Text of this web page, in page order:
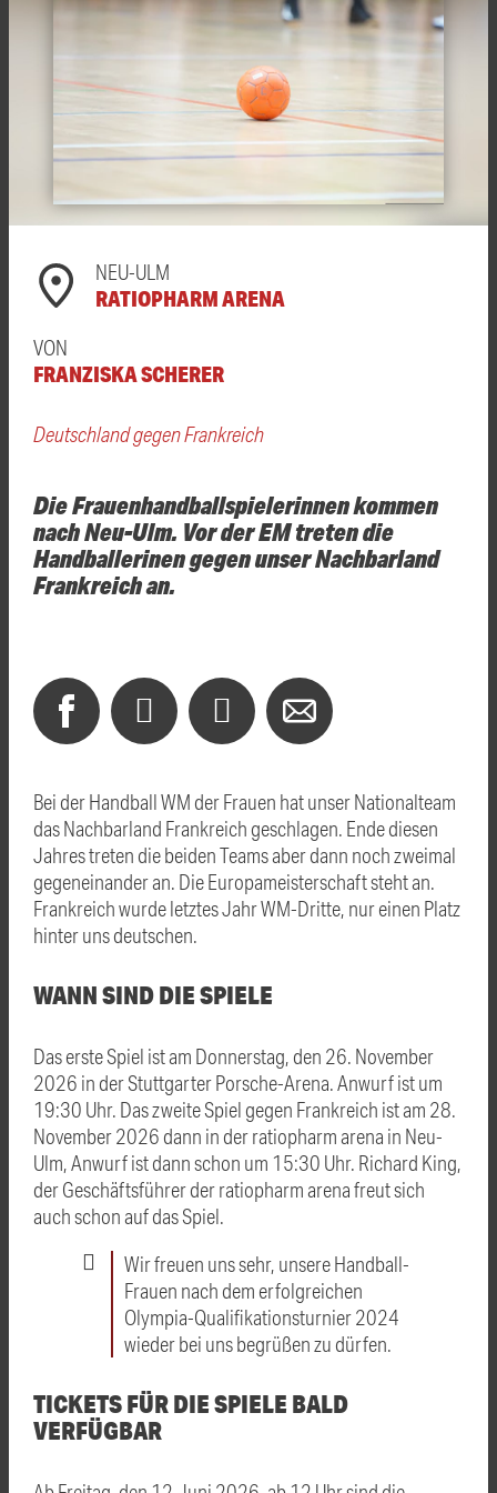
NEU-ULM
RATIOPHARM ARENA
VON
FRANZISKA SCHERER
Deutschland gegen Frankreich
Die Frauenhandballspielerinnen kommen
nach Neu-Ulm. Vor der EM treten die
Handballerinen gegen unser Nachbarland
Frankreich an.
Bei der Handball WM der Frauen hat unser Nationalteam
das Nachbarland Frankreich geschlagen. Ende diesen
Jahres treten die beiden Teams aber dann noch zweimal
gegeneinander an. Die Europameisterschaft steht an.
Frankreich wurde letztes Jahr WM-Dritte, nur einen Platz
hinter uns deutschen.
WANN SIND DIE SPIELE
Das erste Spiel ist am Donnerstag, den 26. November
2026 in der Stuttgarter Porsche-Arena. Anwurf ist um
19:30 Uhr. Das zweite Spiel gegen Frankreich ist am 28.
November 2026 dann in der ratiopharm arena in Neu-
Ulm, Anwurf ist dann schon um 15:30 Uhr. Richard King,
der Geschäftsführer der ratiopharm arena freut sich
auch schon auf das Spiel.
Wir freuen uns sehr, unsere Handball-
Frauen nach dem erfolgreichen
Olympia-Qualifikationsturnier 2024
wieder bei uns begrüßen zu dürfen.
TICKETS FÜR DIE SPIELE BALD
VERFÜGBAR